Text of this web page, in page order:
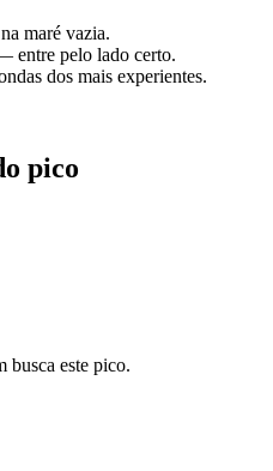
maré vazia.
entre pelo lado certo.
dos mais experientes.
pico
busca este pico.